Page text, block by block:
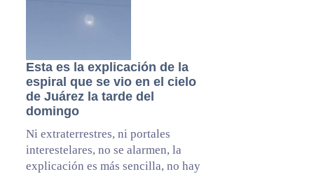
Esta es la explicación de la
espiral que se vio en el cielo
de Juárez la tarde del
domingo
Ni extraterrestres, ni portales
interestelares, no se alarmen, la
explicación es más sencilla, no hay